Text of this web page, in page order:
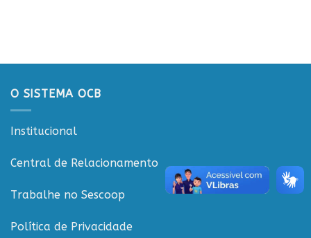
O SISTEMA OCB
Institucional
Central de Relacionamento
Trabalhe no Sescoop
Política de Privacidade